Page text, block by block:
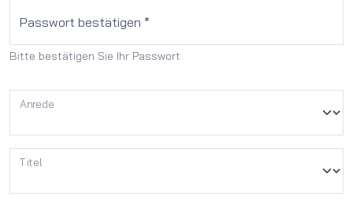
Bitte bestätigen Sie Ihr Passwort
Passwort bestätigen *
Anrede
Titel